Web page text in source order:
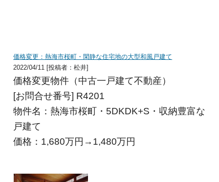
価格変更：熱海市桜町・閑静な住宅地の大型和風戸建て
2022/04/11 [投稿者：松井]
価格変更物件（中古一戸建て不動産）
[お問合せ番号] R4201
物件名：熱海市桜町・5DKDK+S・収納豊富な
戸建て
価格：1,680万円→1,480万円